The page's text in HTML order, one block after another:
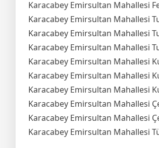
Karacabey Emirsultan Mahallesi
Karacabey Emirsultan Mahallesi
Karacabey Emirsultan Mahallesi
Karacabey Emirsultan Mahallesi
Karacabey Emirsultan Mahallesi
Karacabey Emirsultan Mahallesi
Karacabey Emirsultan Mahallesi
Karacabey Emirsultan Mahallesi
Karacabey Emirsultan Mahallesi
Karacabey Emirsultan Mahallesi